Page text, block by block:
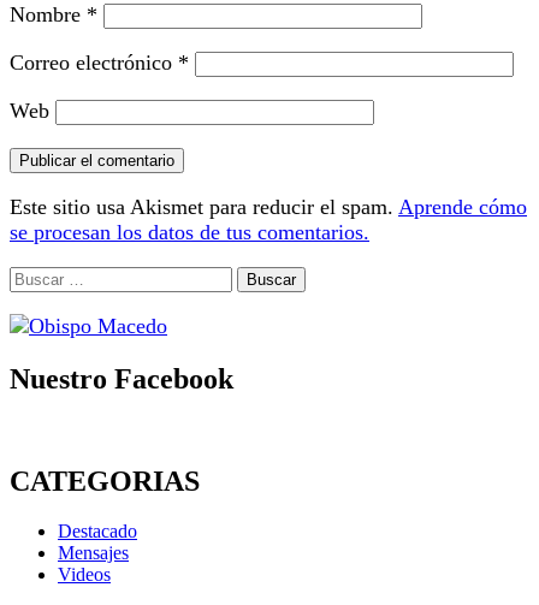
Nombre *
Correo electrónico *
Web
Este sitio usa Akismet para reducir el spam. Aprende cómo
se procesan los datos de tus comentarios.
Buscar:
Nuestro Facebook
CATEGORIAS
Destacado
Mensajes
Videos